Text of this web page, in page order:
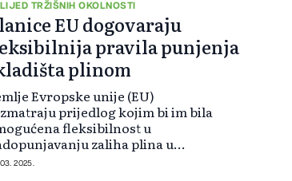
TRŽIŠNIH OKOLNOSTI
EU dogovaraju
pravila punjenja
plinom
Evropske unije (EU)
prijedlog kojim bi im bila
fleksibilnost u
zaliha plina u
do razine od 90 posto
2025.